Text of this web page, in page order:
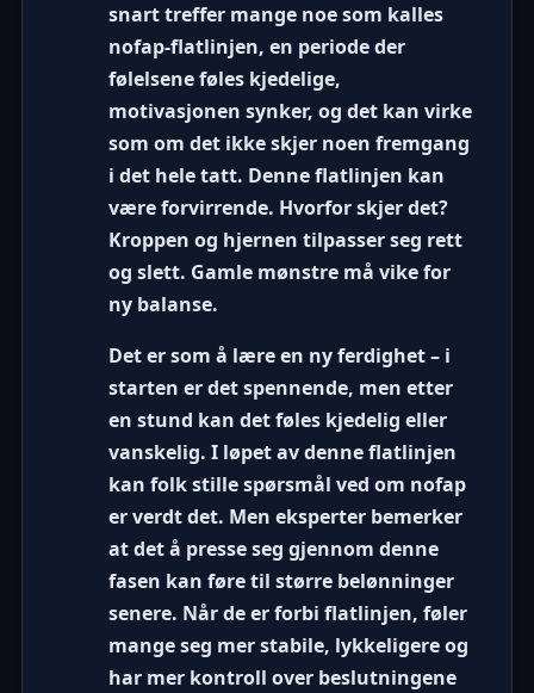
snart treffer mange noe som kalles
nofap-flatlinjen, en periode der
følelsene føles kjedelige,
motivasjonen synker, og det kan virke
som om det ikke skjer noen fremgang
i det hele tatt. Denne flatlinjen kan
være forvirrende. Hvorfor skjer det?
Kroppen og hjernen tilpasser seg rett
og slett. Gamle mønstre må vike for
ny balanse.
Det er som å lære en ny ferdighet – i
starten er det spennende, men etter
en stund kan det føles kjedelig eller
vanskelig. I løpet av denne flatlinjen
kan folk stille spørsmål ved om nofap
er verdt det. Men eksperter bemerker
at det å presse seg gjennom denne
fasen kan føre til større belønninger
senere. Når de er forbi flatlinjen, føler
mange seg mer stabile, lykkeligere og
har mer kontroll over beslutningene